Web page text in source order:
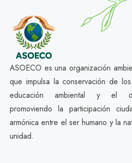
ASOECO es una organización
que impulsa la conservación de
educación ambiental y el
promoviendo la participación
armónica entre el ser humano y la
unidad.